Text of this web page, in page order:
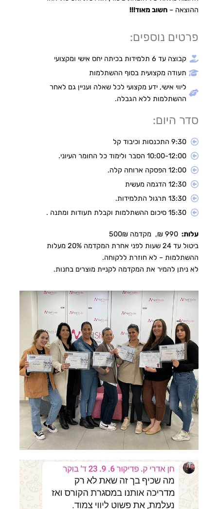
ההוצאה – חשוב מאוד!!!
פרטים נוספים:
קבוצה עד 6 תלמידות בכיתה יחס אישי ומקצועי
תעודה מקצועית בסוף ההשתלמות
ליווי אישי, ידע מקצועי לכל שאלה ועניין גם לאחר
ההשתלמות ללא הגבלה.
סדר היום:
9:30 התכנסות וכיבוד קל
10:00-12:00 הסבר ולימוד כל החומר העיוני.
12:00 הפסקה ארוחה קלה.
12:30 הדגמה מעשית
13:30 תרגול התלמידות.
15:30 סיכום ההשתלמות וקבלת תעודות ומתנה .
עלות:
ביטול עד 24 שעות לפני אחרת המקדמה 20% מעלות
ההשתלמות – לא חוזרת ללקוחה.
לא ניתן להמיר את המקדמה לקניית מוצרים בחנות.